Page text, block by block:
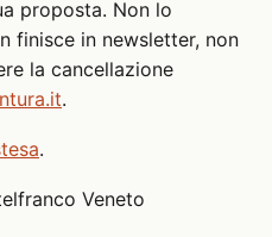
proposta. Non lo
finisce in newsletter, non
la cancellazione
.
.
Veneto